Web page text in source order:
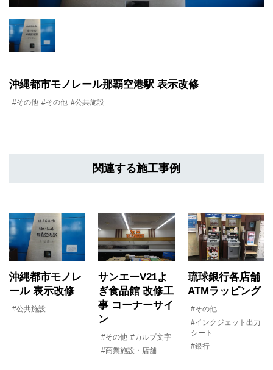
沖縄都市モノレール那覇空港駅 表示改修
#その他 #その他 #公共施設
関連する施工事例
沖縄都市モノレ
ール 表示改修
#公共施設
サンエーV21よ
ぎ食品館 改修工
事 コーナーサイ
ン
#その他 #カルプ文字
#商業施設・店舗
琉球銀行各店舗
ATMラッピング
#その他
#インクジェット出力
シート
#銀行